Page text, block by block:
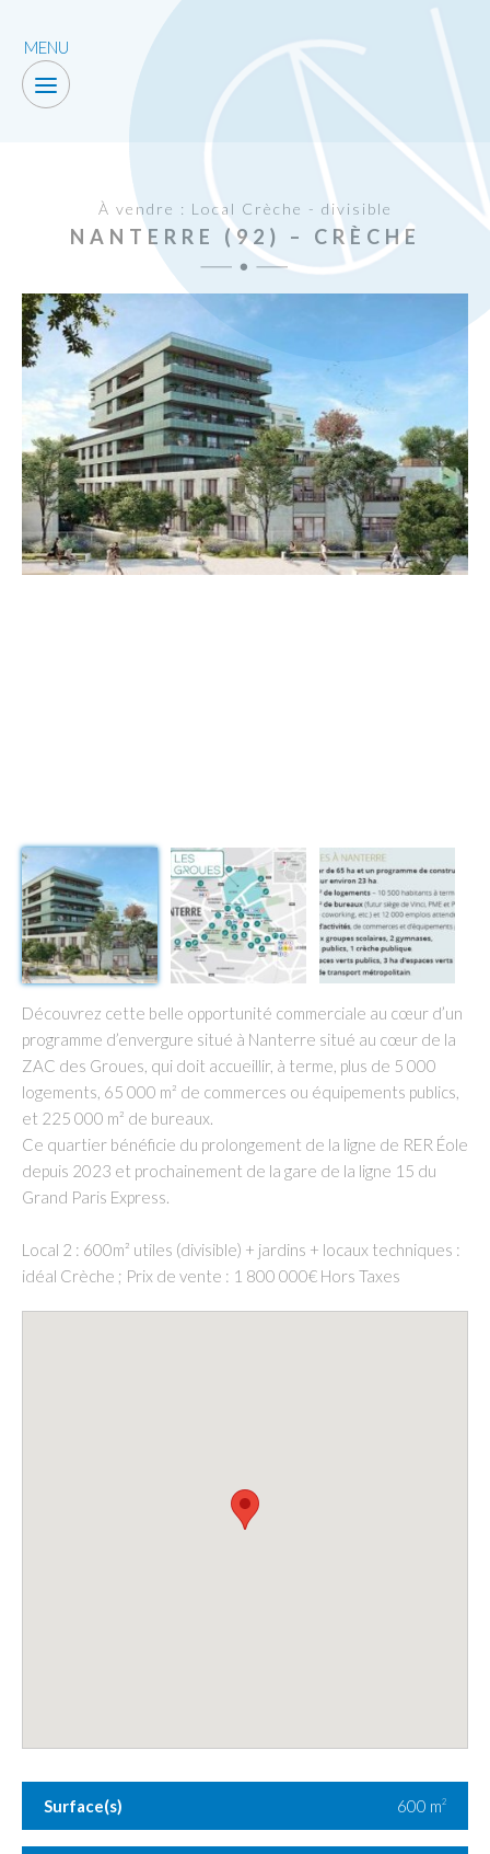
MENU
À vendre : Local Crèche - divisible
NANTERRE (92) – CRÈCHE
Découvrez cette belle opportunité commerciale au cœur d’un
programme d’envergure situé à Nanterre situé au cœur de la
ZAC des Groues, qui doit accueillir, à terme, plus de 5 000
logements, 65 000 m² de commerces ou équipements publics,
et 225 000 m² de bureaux.
Ce quartier bénéficie du prolongement de la ligne de RER Éole
depuis 2023 et prochainement de la gare de la ligne 15 du
Grand Paris Express.
Local 2 : 600m² utiles (divisible) + jardins + locaux techniques :
idéal Crèche ; Prix de vente : 1 800 000€ Hors Taxes
Surface(s) 600 m2